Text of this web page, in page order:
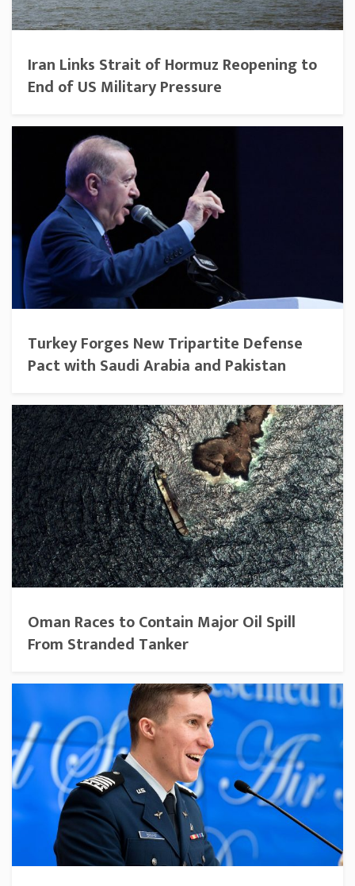
Iran Links Strait of Hormuz Reopening to
End of US Military Pressure
Turkey Forges New Tripartite Defense
Pact with Saudi Arabia and Pakistan
Oman Races to Contain Major Oil Spill
From Stranded Tanker